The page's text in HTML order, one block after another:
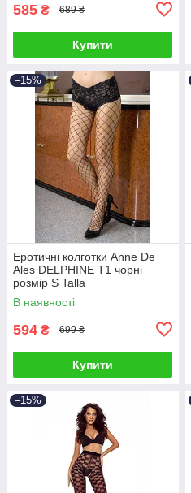
585 ₴ 689 ₴
Купити
–15%
Еротичні колготки Anne De
Ales DELPHINE T1 чорні
розмір S Talla
В наявності
594 ₴ 699 ₴
Купити
–15%